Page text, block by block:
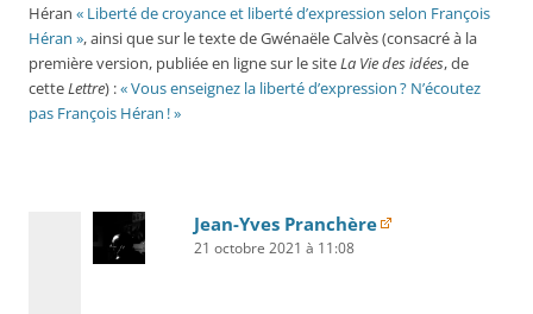
Héran « Liberté de croyance et liberté d’expression selon François
Héran », ainsi que sur le texte de Gwénaële Calvès (consacré à la
première version, publiée en ligne sur le siteLa Vie des idées, de
cetteLettre) :« Vous enseignez la liberté d’expression ? N’écoutez
pas François Héran ! »
Jean-Yves Pranchère
21 octobre 2021 à 11:08